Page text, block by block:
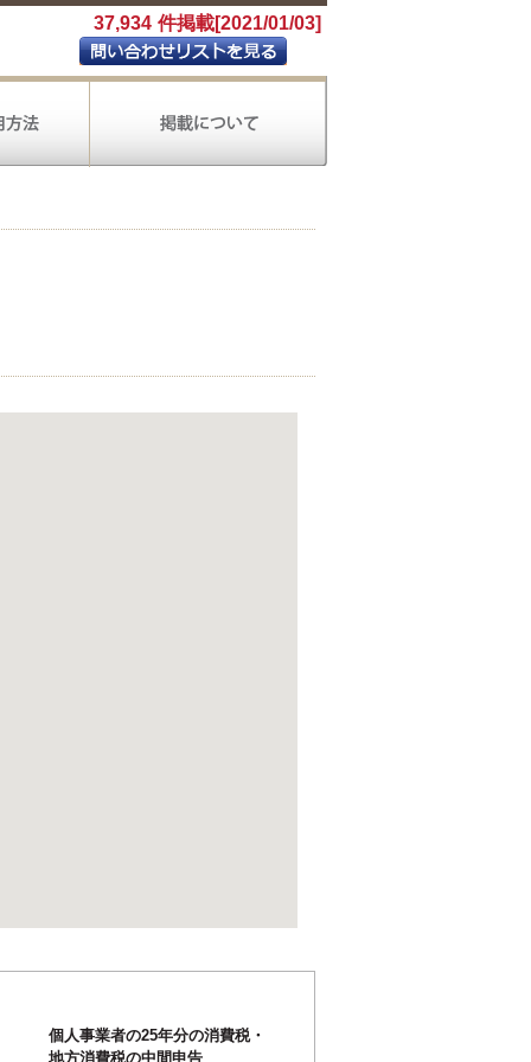
37,934 件掲載[2021/01/03]
個人事業者の25年分の消費税・
地方消費税の中間申告